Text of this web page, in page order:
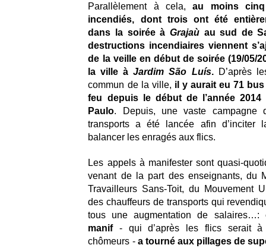
Parallèlement à cela,au moins
incendiés, dont trois ont été
dans la soirée à Grajaùau sud de
destructions incendiaires viennent
de la veille en début de soirée (19/05/
la ville àJardim São Luís.D’après
commun de la ville, il y aurait eu 71
feu depuis le début de l’année 2014
Paulo. Depuis, une vaste campagne
transports a été lancée afin d’inciter
balancer les enragés aux flics.
Les appels à manifester sont quasi-
venant de la part des enseignants, du
Travailleurs Sans-Toit, du Mouvement
des chauffeurs de transports qui
tous une augmentation de salaires…:
manif- qui d’après les flics serait à
chômeurs -a tourné aux pillages de